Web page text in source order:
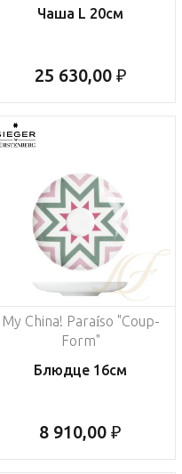
Чаша L 20см
25 630,00 ₽
My China! Paraíso "Coup-
Form"
Блюдце 16см
8 910,00 ₽